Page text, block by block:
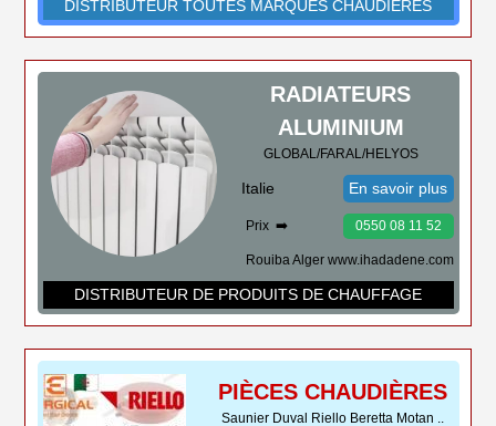
DISTRIBUTEUR TOUTES MARQUES CHAUDIÈRES
RADIATEURS
ALUMINIUM
GLOBAL/FARAL/HELYOS
Italie En savoir plus
Prix ➡️ 0550 08 11 52
Rouiba Alger www.ihadadene.com
DISTRIBUTEUR DE PRODUITS DE CHAUFFAGE
PIÈCES CHAUDIÈRES
Saunier Duval Riello Beretta Motan ..